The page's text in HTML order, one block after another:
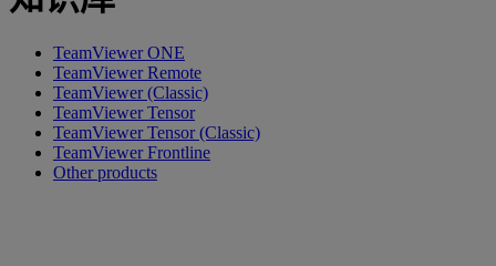
TeamViewer ONE
TeamViewer Remote
TeamViewer (Classic)
TeamViewer Tensor
TeamViewer Tensor (Classic)
TeamViewer Frontline
Other products